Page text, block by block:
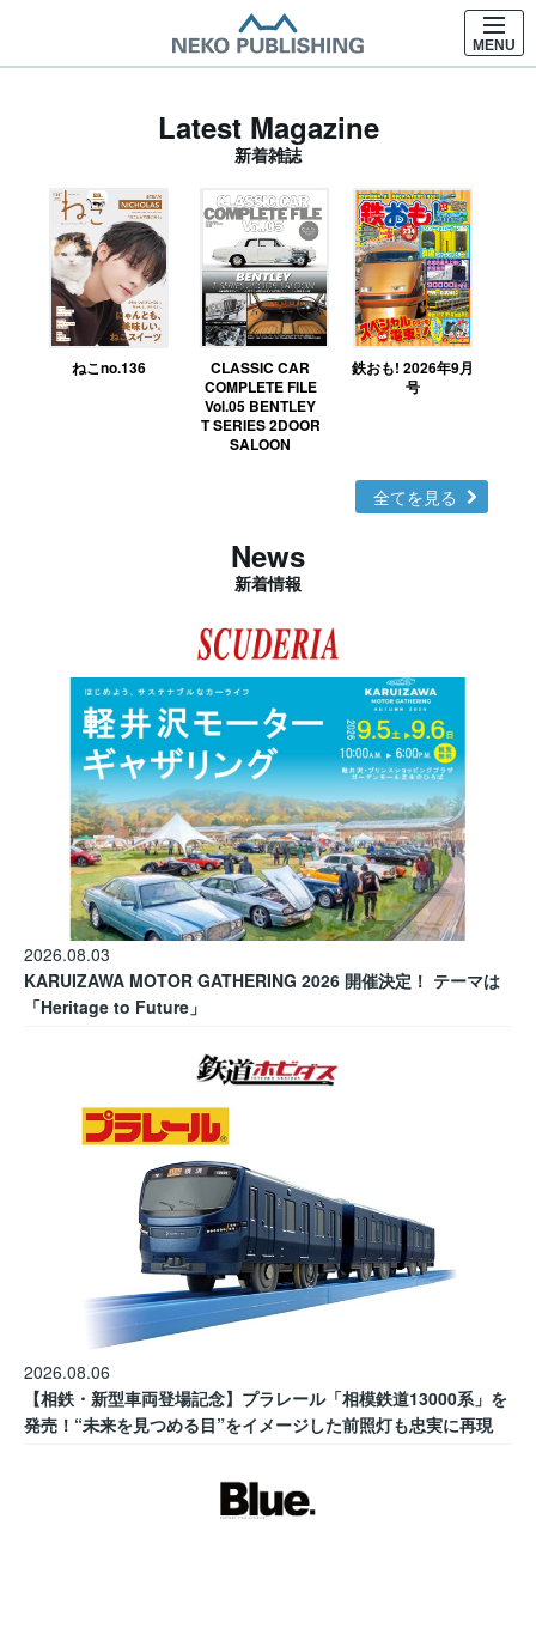
MENU
Latest Magazine
新着雑誌
ねこno.136
CLASSIC CAR
COMPLETE FILE
Vol.05 BENTLEY
T SERIES 2DOOR
SALOON
鉄おも! 2026年9月
号
全てを見る
News
新着情報
2026.08.03
KARUIZAWA MOTOR GATHERING 2026 開催決定！ テーマは
「Heritage to Future」
2026.08.06
【相鉄・新型車両登場記念】プラレール「相模鉄道13000系」を
発売！“未来を見つめる目”をイメージした前照灯も忠実に再現